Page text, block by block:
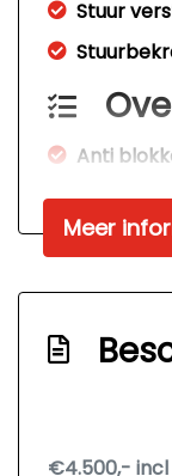
Stuur
Anti
Anti
Hoofd
Meer
€4.500,-